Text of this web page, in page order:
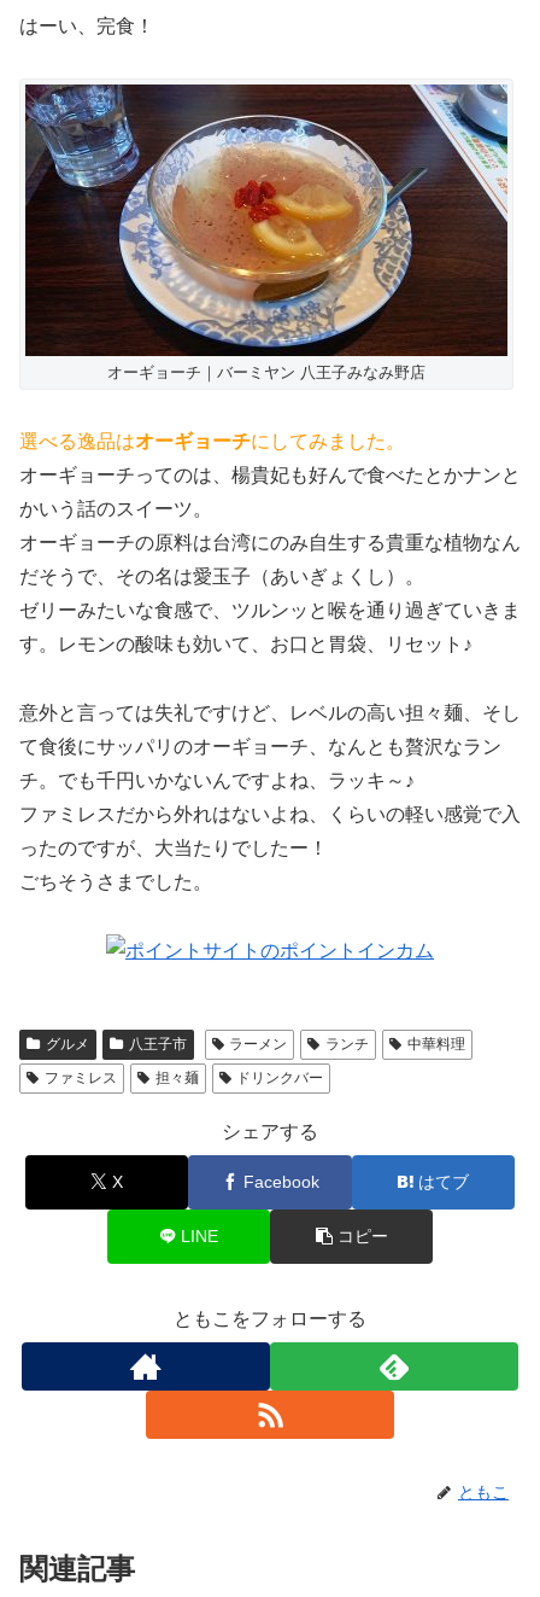
はーい、完食！
オーギョーチ｜バーミヤン 八王子みなみ野店
選べる逸品はオーギョーチにしてみました。
オーギョーチってのは、楊貴妃も好んで食べたとかナンと
かいう話のスイーツ。
オーギョーチの原料は台湾にのみ自生する貴重な植物なん
だそうで、その名は愛玉子（あいぎょくし）。
ゼリーみたいな食感で、ツルンッと喉を通り過ぎていきま
す。レモンの酸味も効いて、お口と胃袋、リセット♪
意外と言っては失礼ですけど、レベルの高い担々麺、そし
て食後にサッパリのオーギョーチ、なんとも贅沢なラン
チ。でも千円いかないんですよね、ラッキ～♪
ファミレスだから外れはないよね、くらいの軽い感覚で入
ったのですが、大当たりでしたー！
ごちそうさまでした。
グルメ 八王子市 ラーメン ランチ
中華料理
ファミレス
担々麺 ドリンクバー
シェアする
X Facebook はてブ
LINE コピー
ともこをフォローする
ともこ
関連記事